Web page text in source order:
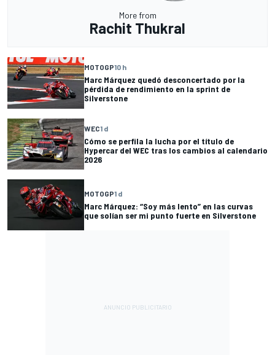
More from
Rachit Thukral
MOTOGP10 h
Marc Márquez quedó desconcertado por la
pérdida de rendimiento en la sprint de
Silverstone
WEC1 d
Cómo se perfila la lucha por el título de
Hypercar del WEC tras los cambios al calendario
2026
MOTOGP1 d
Marc Márquez: “Soy más lento” en las curvas
que solían ser mi punto fuerte en Silverstone